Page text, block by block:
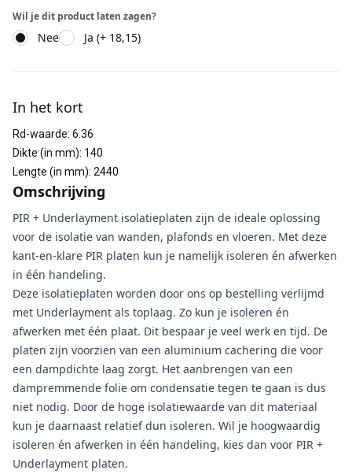
Wil je dit product laten zagen?
Nee Ja (+ 18,15)
In het kort
Rd-waarde: 6.36
Dikte (in mm): 140
Lengte (in mm): 2440
Omschrijving
PIR + Underlayment isolatieplaten zijn de ideale oplossing
voor de isolatie van wanden, plafonds en vloeren. Met deze
kant-en-klare PIR platen kun je namelijk isoleren én afwerken
in één handeling.
Deze isolatieplaten worden door ons op bestelling verlijmd
met Underlayment als toplaag. Zo kun je isoleren én
afwerken met één plaat. Dit bespaar je veel werk en tijd. De
platen zijn voorzien van een aluminium cachering die voor
een dampdichte laag zorgt. Het aanbrengen van een
dampremmende folie om condensatie tegen te gaan is dus
niet nodig. Door de hoge isolatiewaarde van dit materiaal
kun je daarnaast relatief dun isoleren. Wil je hoogwaardig
isoleren én afwerken in één handeling, kies dan voor PIR +
Underlayment platen.